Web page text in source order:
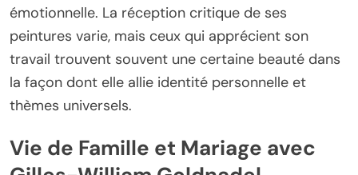
émotionnelle. La réception critique de ses
peintures varie, mais ceux qui apprécient son
travail trouvent souvent une certaine beauté dans
la façon dont elle allie identité personnelle et
thèmes universels.
Vie de Famille et Mariage avec